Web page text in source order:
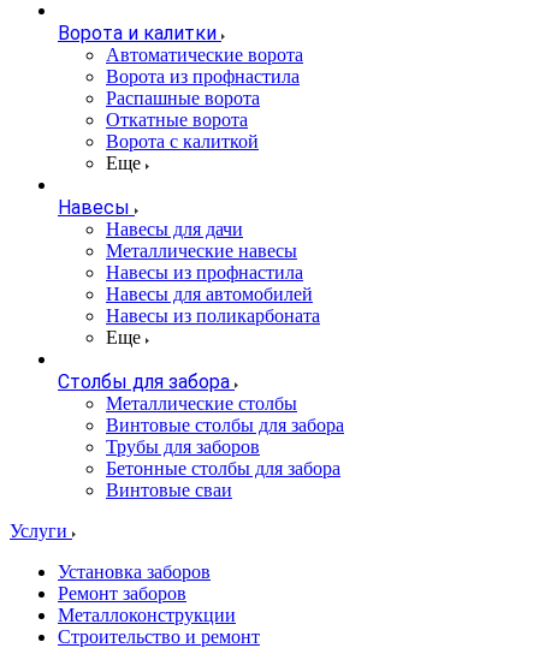
Ворота и калитки
Автоматические ворота
Ворота из профнастила
Распашные ворота
Откатные ворота
Ворота с калиткой
Еще
Навесы
Навесы для дачи
Металлические навесы
Навесы из профнастила
Навесы для автомобилей
Навесы из поликарбоната
Еще
Столбы для забора
Металлические столбы
Винтовые столбы для забора
Трубы для заборов
Бетонные столбы для забора
Винтовые сваи
Услуги
Установка заборов
Ремонт заборов
Металлоконструкции
Строительство и ремонт